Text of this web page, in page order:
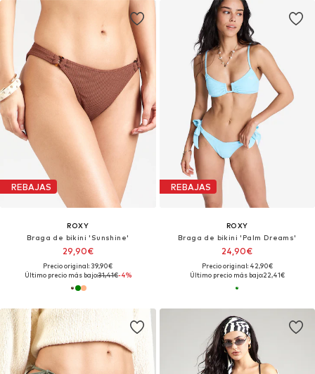
REBAJAS
ROXY
Braga de bikini 'Sunshine'
29,90€
Precio original: 39,90€
Último precio más bajo:31,41€-4%
REBAJAS
ROXY
Braga de bikini 'Palm Dreams'
24,90€
Precio original: 42,90€
Último precio más bajo:22,41€